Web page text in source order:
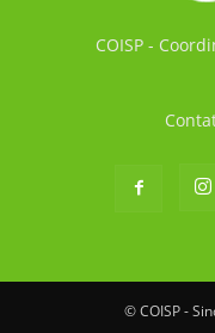
COISP -
© COISP -